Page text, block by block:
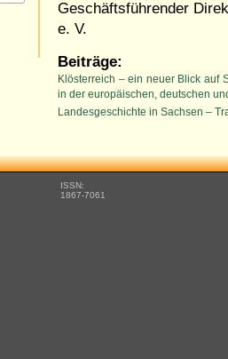
Geschäftsführender
e. V.
Beiträge:
Klösterreich – ein neuer Blick auf
in der europäischen, deutschen
Landesgeschichte in Sachsen –
ISSN:
1867-7061